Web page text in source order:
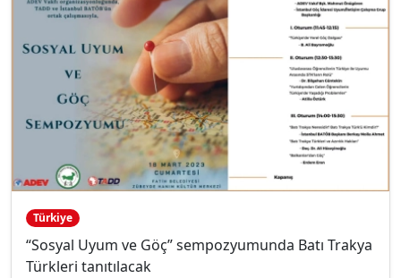
Türkiye
“Sosyal Uyum ve Göç” sempozyumunda Batı Trakya
Türkleri tanıtılacak